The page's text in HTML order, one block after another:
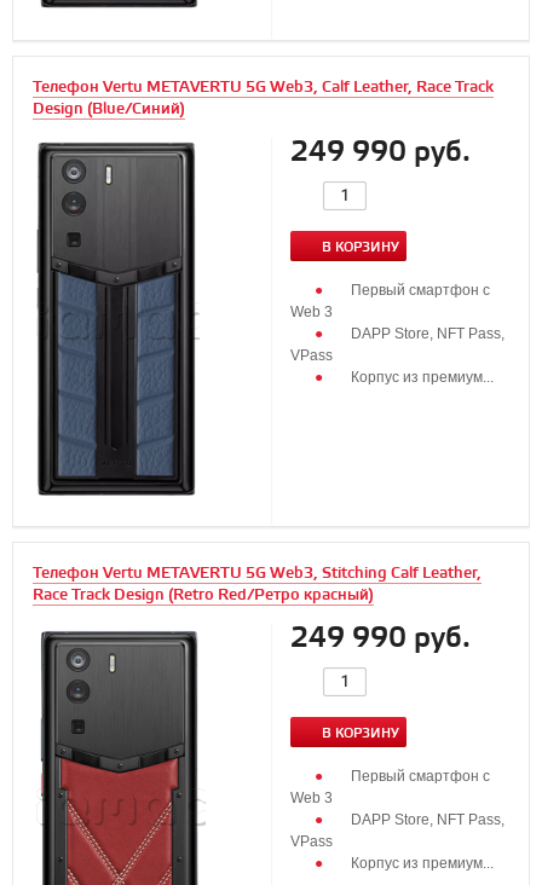
Телефон Vertu METAVERTU 5G Web3, Calf Leather, Race Track
Design (Blue/Синий)
249 990 руб.
В КОРЗИНУ
Первый смартфон с
Web 3
DAPP Store, NFT Pass,
VPass
Корпус из премиум...
Телефон Vertu METAVERTU 5G Web3, Stitching Calf Leather,
Race Track Design (Retro Red/Ретро красный)
249 990 руб.
В КОРЗИНУ
Первый смартфон с
Web 3
DAPP Store, NFT Pass,
VPass
Корпус из премиум...